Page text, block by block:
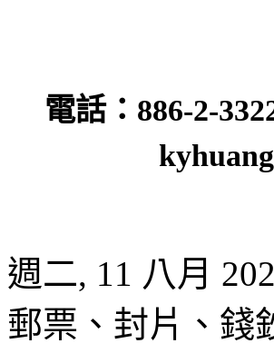
電話： 886-2-
週二, 11 八月
郵票、封片、錢